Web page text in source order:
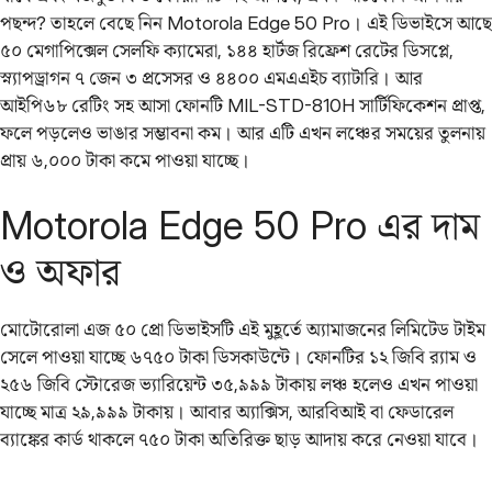
পছন্দ? তাহলে বেছে নিন Motorola Edge 50 Pro। এই ডিভাইসে আছে
৫০ মেগাপিক্সেল সেলফি ক্যামেরা, ১৪৪ হার্টজ রিফ্রেশ রেটের ডিসপ্লে,
স্ন্যাপড্রাগন ৭ জেন ৩ প্রসেসর ও ৪৪০০ এমএএইচ ব্যাটারি। আর
আইপি৬৮ রেটিং সহ আসা ফোনটি MIL-STD-810H সার্টিফিকেশন প্রাপ্ত,
ফলে পড়লেও ভাঙার সম্ভাবনা কম। আর এটি এখন লঞ্চের সময়ের তুলনায়
প্রায় ৬,০০০ টাকা কমে পাওয়া যাচ্ছে।
Motorola Edge 50 Pro এর দাম
ও অফার
মোটোরোলা এজ ৫০ প্রো ডিভাইসটি এই মুহূর্তে অ্যামাজনের লিমিটেড টাইম
সেলে পাওয়া যাচ্ছে ৬৭৫০ টাকা ডিসকাউন্টে। ফোনটির ১২ জিবি র‌্যাম ও
২৫৬ জিবি স্টোরেজ ভ্যারিয়েন্ট ৩৫,৯৯৯ টাকায় লঞ্চ হলেও এখন পাওয়া
যাচ্ছে মাত্র ২৯,৯৯৯ টাকায়। আবার অ্যাক্সিস, আরবিআই বা ফেডারেল
ব্যাঙ্কের কার্ড থাকলে ৭৫০ টাকা অতিরিক্ত ছাড় আদায় করে নেওয়া যাবে।